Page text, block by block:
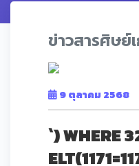
ข่าวสารศิษย์
9 ตุลาคม 2568
`) WHERE